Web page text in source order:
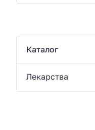
Каталог
Лекарства